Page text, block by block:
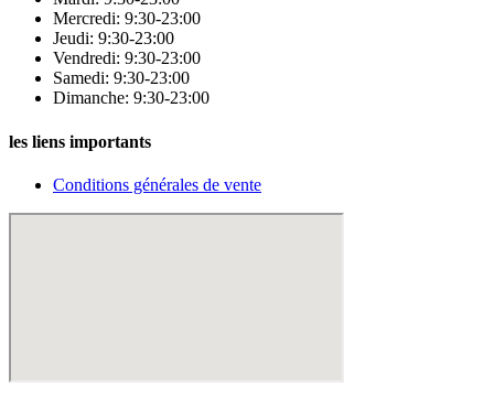
Mercredi: 9:30-23:00
Jeudi: 9:30-23:00
Vendredi: 9:30-23:00
Samedi: 9:30-23:00
Dimanche: 9:30-23:00
les liens importants
Conditions générales de vente